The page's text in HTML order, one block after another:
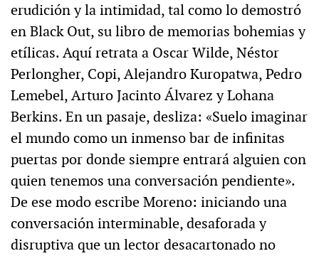
erudición y la intimidad, tal como lo demostró
en Black Out, su libro de memorias bohemias y
etílicas. Aquí retrata a Oscar Wilde, Néstor
Perlongher, Copi, Alejandro Kuropatwa, Pedro
Lemebel, Arturo Jacinto Álvarez y Lohana
Berkins. En un pasaje, desliza: «Suelo imaginar
el mundo como un inmenso bar de infinitas
puertas por donde siempre entrará alguien con
quien tenemos una conversación pendiente».
De ese modo escribe Moreno: iniciando una
conversación interminable, desaforada y
disruptiva que un lector desacartonado no